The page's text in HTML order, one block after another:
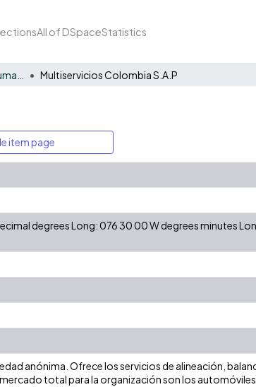
All of DSpaceStatistics
Multiservicios Colombia S.A.P
item page
degrees Long: 076 30 00 W degrees minutes
anónima. Ofrece los servicios de alineación,
total para la organización son los